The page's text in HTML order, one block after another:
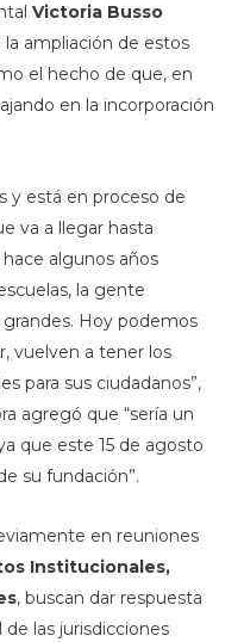
Victoria Busso
ampliación de estos
el hecho de que, en
en la incorporación
y está en proceso de
va a llegar hasta
algunos años
la gente
Hoy podemos
vuelven a tener los
para sus ciudadanos”,
agregó que “sería un
que este 15 de agosto
su fundación”.
en reuniones
Institucionales,
, buscan dar respuesta
las jurisdicciones